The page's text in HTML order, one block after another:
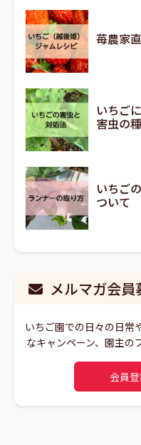
苺農家
いちご
害虫の
いちご
ついて
メルマガ会員
いちご園での日々の日常
なキャンペーン、園主の
会員